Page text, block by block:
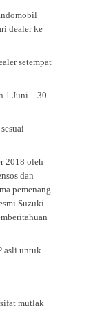
dealer ke
setempat
1 Juni – 30
2018 oleh
dan
pemenang
Suzuki
asli untuk
mutlak